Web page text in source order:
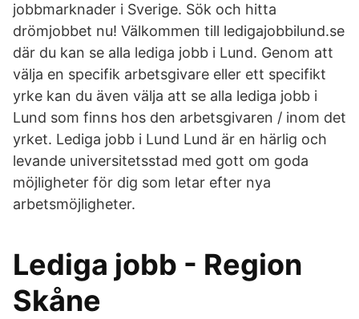
jobbmarknader i Sverige. Sök och hitta
drömjobbet nu! Välkommen till ledigajobbilund.se
där du kan se alla lediga jobb i Lund. Genom att
välja en specifik arbetsgivare eller ett specifikt
yrke kan du även välja att se alla lediga jobb i
Lund som finns hos den arbetsgivaren / inom det
yrket. Lediga jobb i Lund Lund är en härlig och
levande universitetsstad med gott om goda
möjligheter för dig som letar efter nya
arbetsmöjligheter.
Lediga jobb - Region
Skåne